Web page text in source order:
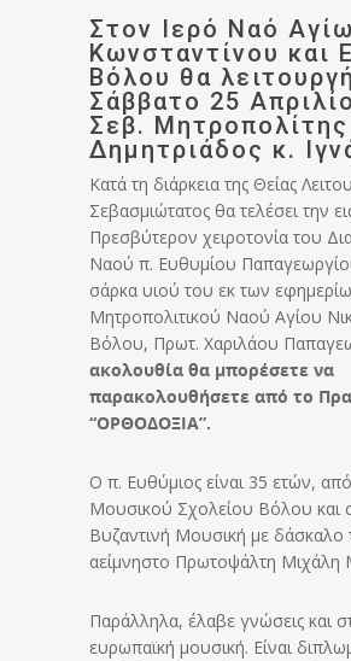
Στον Ιερό Ναό
Κωνσταντίνου και
Βόλου θα
Σάββατο 25
Σεβ. Μητροπολίτης
Δημητριάδος κ.
Κατά τη διάρκεια της Θείας
Σεβασμιώτατος θα τελέσει την
Πρεσβύτερον χειροτονία του
Ναού π. Ευθυμίου
σάρκα υιού του εκ των
Μητροπολιτικού Ναού Αγίου
Βόλου, Πρωτ. Χαριλάου
ακολουθία θα μπορέσετε να
παρακολουθήσετε από το
“ΟΡΘΟΔΟΞΙΑ”.
Ο π. Ευθύμιος είναι 35 ετών,
Μουσικού Σχολείου Βόλου και
Βυζαντινή Μουσική με δάσκαλο
αείμνηστο Πρωτοψάλτη Μιχάλη
Παράλληλα, έλαβε γνώσεις και
ευρωπαϊκή μουσική. Είναι